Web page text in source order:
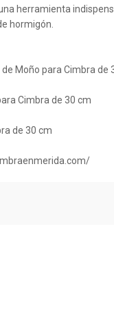
herramienta
hormigón.
Moño para Cimbra de
Cimbra de 30 cm
de 30 cm